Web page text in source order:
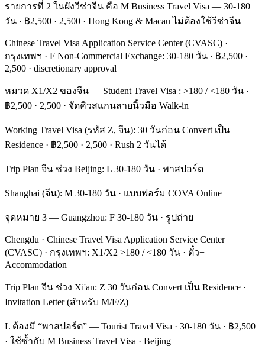
รายการที่ 2 ในผังวีซ่าจีน คือ M Business Travel Visa — 30-180
วัน · ฿2,500 · 2,500 · Hong Kong & Macau ไม่ต้องใช้วีซ่าจีน
Chinese Travel Visa Application Service Center (CVASC) ·
กรุงเทพฯ · F Non-Commercial Exchange: 30-180 วัน · ฿2,500 ·
2,500 · discretionary approval
หมวด X1/X2 ของจีน — Student Travel Visa : >180 / <180 วัน ·
฿2,500 · 2,500 · จัดคิวสแกนลายนิ้วมือ Walk-in
Working Travel Visa (รหัส Z, จีน): 30 วันก่อน Convert เป็น
Residence · ฿2,500 · 2,500 · Rush 2 วันได้
Trip Plan จีน ช่วง Beijing: L 30-180 วัน · พาสปอร์ต
Shanghai (จีน): M 30-180 วัน · แบบฟอร์ม COVA Online
จุดหมาย 3 — Guangzhou: F 30-180 วัน · รูปถ่าย
Chengdu · Chinese Travel Visa Application Service Center
(CVASC) · กรุงเทพฯ: X1/X2 >180 / <180 วัน · ตั๋ว+
Accommodation
Trip Plan จีน ช่วง Xi'an: Z 30 วันก่อน Convert เป็น Residence ·
Invitation Letter (สำหรับ M/F/Z)
L ต้องมี “พาสปอร์ต” — Tourist Travel Visa · 30-180 วัน · ฿2,500
· ใช้ซ้ำกับ M Business Travel Visa · Beijing